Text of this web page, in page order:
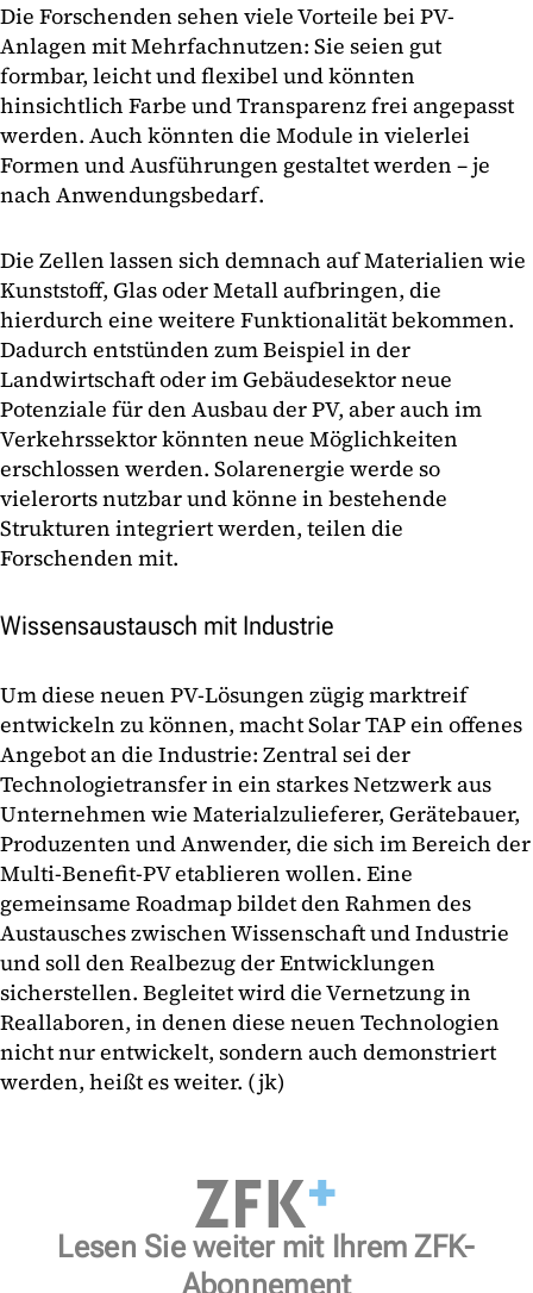
Die Forschenden sehen viele Vorteile bei PV-
Anlagen mit Mehrfachnutzen: Sie seien gut
formbar, leicht und flexibel und könnten
hinsichtlich Farbe und Transparenz frei angepasst
werden. Auch könnten die Module in vielerlei
Formen und Ausführungen gestaltet werden – je
nach Anwendungsbedarf.
Die Zellen lassen sich demnach auf Materialien wie
Kunststoff, Glas oder Metall aufbringen, die
hierdurch eine weitere Funktionalität bekommen.
Dadurch entstünden zum Beispiel in der
Landwirtschaft oder im Gebäudesektor neue
Potenziale für den Ausbau der PV, aber auch im
Verkehrssektor könnten neue Möglichkeiten
erschlossen werden. Solarenergie werde so
vielerorts nutzbar und könne in bestehende
Strukturen integriert werden, teilen die
Forschenden mit.
Wissensaustausch mit Industrie
Um diese neuen PV-Lösungen zügig marktreif
entwickeln zu können, macht Solar TAP ein offenes
Angebot an die Industrie: Zentral sei der
Technologietransfer in ein starkes Netzwerk aus
Unternehmen wie Materialzulieferer, Gerätebauer,
Produzenten und Anwender, die sich im Bereich der
Multi-Benefit-PV etablieren wollen. Eine
gemeinsame Roadmap bildet den Rahmen des
Austausches zwischen Wissenschaft und Industrie
und soll den Realbezug der Entwicklungen
sicherstellen. Begleitet wird die Vernetzung in
Reallaboren, in denen diese neuen Technologien
nicht nur entwickelt, sondern auch demonstriert
werden, heißt es weiter. (jk)
Lesen Sie weiter mit Ihrem ZFK-
Abonnement